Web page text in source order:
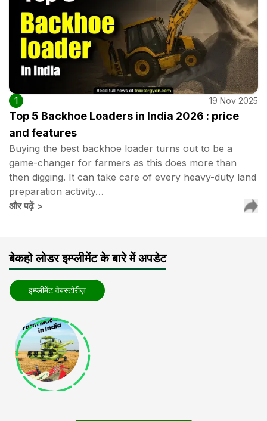
1 19 Nov 2025
Top 5 Backhoe Loaders in India 2026 : price
and features
Buying the best backhoe loader turns out to be a
game-changer for farmers as this does more than
then digging. It can take care of every heavy-duty land
preparation activity…
और पढ़ें>
बेकहो लोडर इम्प्लीमेंट के बारे में अपडेट
इम्प्लीमेंट वेबस्टोरीज़